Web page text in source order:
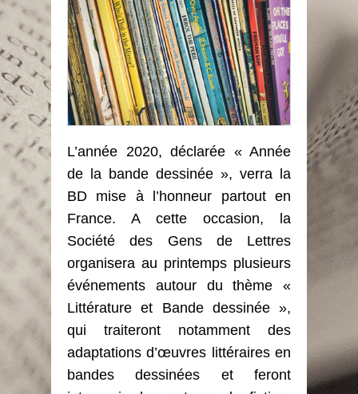
L’année 2020, déclarée « Année
de la bande dessinée », verra la
BD mise à l’honneur partout en
France. A cette occasion, la
Société des Gens de Lettres
organisera au printemps plusieurs
événements autour du thème «
Littérature et Bande dessinée »,
qui traiteront notamment des
adaptations d’œuvres littéraires en
bandes dessinées et feront